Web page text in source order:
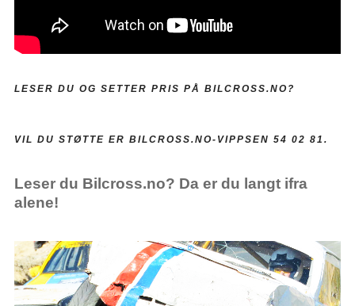
LESER DU OG SETTER PRIS PÅ BILCROSS.NO?
VIL DU STØTTE ER BILCROSS.NO-VIPPSEN 54 02 81.
Leser du Bilcross.no? Da er du langt ifra
alene!